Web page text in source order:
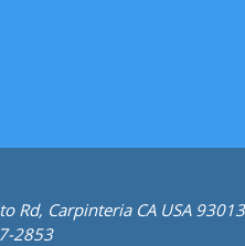
Rd, Carpinteria CA USA 93013
2853